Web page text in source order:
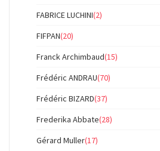
FABRICE LUCHINI(2)
FIFPAN(20)
Franck Archimbaud(15)
Frédéric ANDRAU(70)
Frédéric BIZARD(37)
Frederika Abbate(28)
Gérard Muller(17)